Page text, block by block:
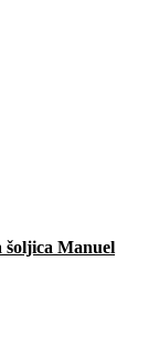
šoljica Manuel